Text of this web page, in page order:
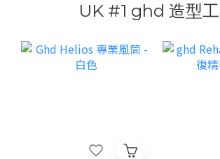
UK #1 ghd 造型